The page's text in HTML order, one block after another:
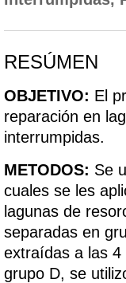
RESÚMEN
OBJETIVO: El
reparación en
interrumpidas.
METODOS: Se
cuales se les
lagunas de
separadas en
extraídas a las
grupo D, se